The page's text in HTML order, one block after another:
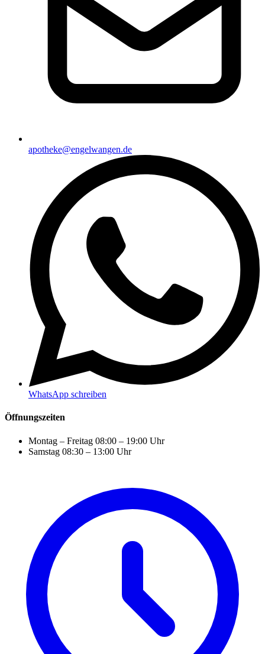
apotheke@engelwangen.de
WhatsApp schreiben
Öffnungszeiten
Montag – Freitag 08:00 – 19:00 Uhr
Samstag 08:30 – 13:00 Uhr